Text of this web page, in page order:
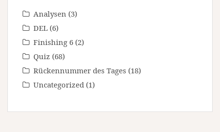
Analysen (3)
DEL (6)
Finishing 6 (2)
Quiz (68)
Rückennummer des Tages (18)
Uncategorized (1)